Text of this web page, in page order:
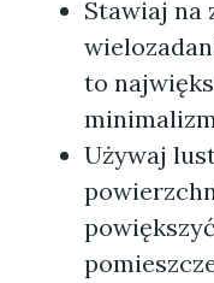
Stawiaj na
to
Używaj